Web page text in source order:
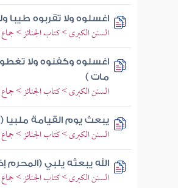
اغسلوه ولا تقربوه طيبا
السنن الكبرى > كتاب الجنائز >
اغسلوه وكفنوه ولا
مات )
السنن الكبرى > كتاب الجنائز >
يبعث يوم القيامة ملبيا
السنن الكبرى > كتاب الجنائز >
الله يبعثه يلبي (المحرم
السنن الكبرى > كتاب الجنائز >